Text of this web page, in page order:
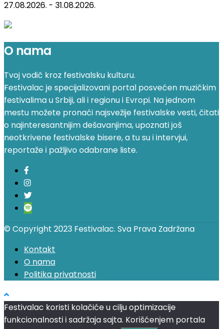
27.08.2026. - 31.08.2026.
O nama
Tvoj vodič kroz festivalsku kulturu.
Festivalac je specijalizovani portal posvećen muzičkim
festivalima u Srbiji, ali i regionu i Evropi. Na jednom
mestu možete pronaći najsvežije festivalske vesti, čitati
o najinteresantnijim dešavanjima, upoznati još
neotkrivene festivalske bisere, a tu su i intervjui,
reportaže i pažljivo odabrane liste.
© Copyright 2023 Festivalac. Sva Prava Zadržana
Kontakt
O nama
Politika privatnosti
Festivalac koristi kolačiće u cilju optimizacije
funkcionalnosti i sadržaja sajta. Korišćenjem portala